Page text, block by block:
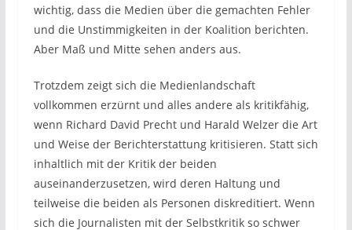
wichtig, dass die Medien über die gemachten Fehler
und die Unstimmigkeiten in der Koalition berichten.
Aber Maß und Mitte sehen anders aus.
Trotzdem zeigt sich die Medienlandschaft
vollkommen erzürnt und alles andere als kritikfähig,
wenn Richard David Precht und Harald Welzer die Art
und Weise der Berichterstattung kritisieren. Statt sich
inhaltlich mit der Kritik der beiden
auseinanderzusetzen, wird deren Haltung und
teilweise die beiden als Personen diskreditiert. Wenn
sich die Journalisten mit der Selbstkritik so schwer